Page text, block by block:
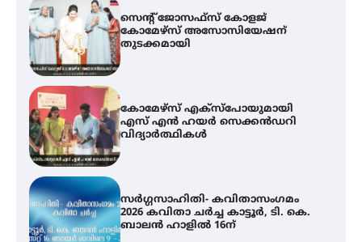
കോമേഴ്സ് എക്സ്പോയുമായി
എസ് എൻ ഹയർ സെക്കൻഡറി
വിദ്യാർത്ഥികൾ
സർഗ്ഗസാഹിതി- കവിതാസംഗമം
2026 കവിതാ ചർച്ച കാട്ടൂർ, ടി. കെ.
ബാലൻ ഹാളിൽ 16ന്
ഇടത്തരം മഴയ്ക്കും കാറ്റിനും
സാധ്യത ഇരിങ്ങാലക്കുടയിൽ 4.4
മില്ലി മീറ്റർ മഴ ലഭിച്ചു